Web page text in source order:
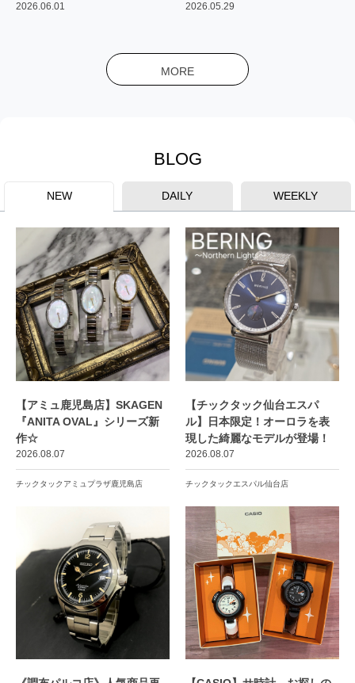
2026.06.01 2026.05.29
MORE
BLOG
NEW DAILY WEEKLY
【アミュ鹿児島店】SKAGEN
『ANITA OVAL』シリーズ新
作☆
2026.08.07
チックタックアミュプラザ鹿児島店
【チックタック仙台エスパ
ル】日本限定！オーロラを表
現した綺麗なモデルが登場！
2026.08.07
チックタックエスパル仙台店